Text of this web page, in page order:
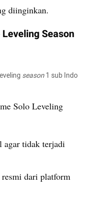
diinginkan.
Season
season 1 sub Indo